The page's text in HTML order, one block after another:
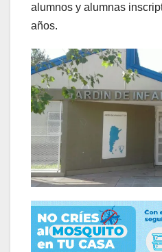
alumnos y alumnas
años.